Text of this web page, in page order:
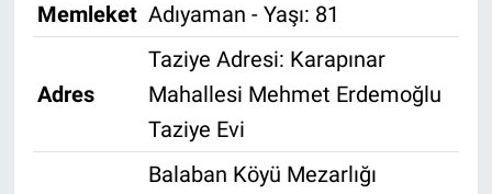
Memleket Adıyaman - Yaşı: 81
Adres
Taziye Adresi: Karapınar
Mahallesi Mehmet Erdemoğlu
Taziye Evi
Balaban Köyü Mezarlığı
BİLİM VE TEKNOLOJİ
Şambayat Haber